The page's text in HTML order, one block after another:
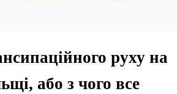
руху на
або з чого все